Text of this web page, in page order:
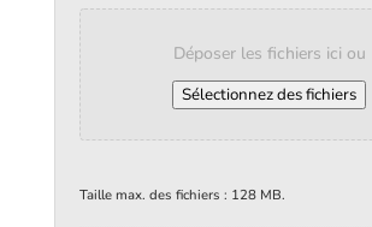
Déposer les fichiers ici ou
Sélectionnez des fichiers
Taille max. des fichiers : 128 MB.